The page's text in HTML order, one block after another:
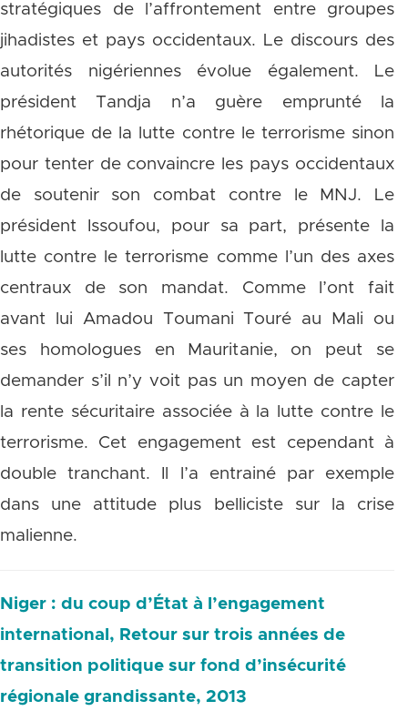
stratégiques de l’affrontement entre groupes
jihadistes et pays occidentaux. Le discours des
autorités nigériennes évolue également. Le
président Tandja n’a guère emprunté la
rhétorique de la lutte contre le terrorisme sinon
pour tenter de convaincre les pays occidentaux
de soutenir son combat contre le MNJ. Le
président Issoufou, pour sa part, présente la
lutte contre le terrorisme comme l’un des axes
centraux de son mandat. Comme l’ont fait
avant lui Amadou Toumani Touré au Mali ou
ses homologues en Mauritanie, on peut se
demander s’il n’y voit pas un moyen de capter
la rente sécuritaire associée à la lutte contre le
terrorisme. Cet engagement est cependant à
double tranchant. Il l’a entrainé par exemple
dans une attitude plus belliciste sur la crise
malienne.
Niger : du coup d’État à l’engagement
international, Retour sur trois années de
transition politique sur fond d’insécurité
régionale grandissante, 2013